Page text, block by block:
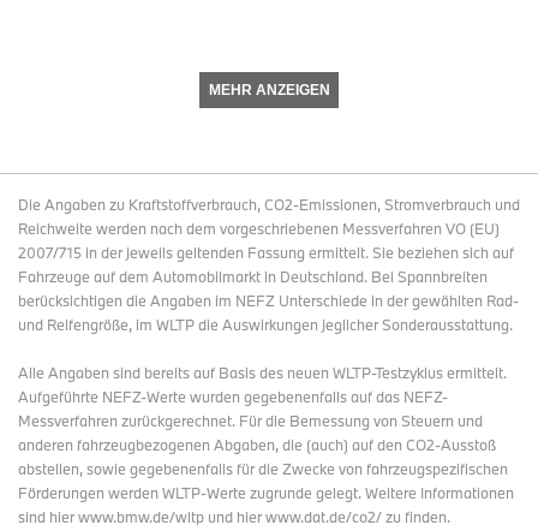
MEHR ANZEIGEN
Die Angaben zu Kraftstoffverbrauch, CO2-Emissionen, Stromverbrauch und
Reichweite werden nach dem vorgeschriebenen Messverfahren VO (EU)
2007/715 in der jeweils geltenden Fassung ermittelt. Sie beziehen sich auf
Fahrzeuge auf dem Automobilmarkt in Deutschland. Bei Spannbreiten
berücksichtigen die Angaben im NEFZ Unterschiede in der gewählten Rad-
und Reifengröße, im WLTP die Auswirkungen jeglicher Sonderausstattung.
Alle Angaben sind bereits auf Basis des neuen WLTP-Testzyklus ermittelt.
Aufgeführte NEFZ-Werte wurden gegebenenfalls auf das NEFZ-
Messverfahren zurückgerechnet. Für die Bemessung von Steuern und
anderen fahrzeugbezogenen Abgaben, die (auch) auf den CO2-Ausstoß
abstellen, sowie gegebenenfalls für die Zwecke von fahrzeugspezifischen
Förderungen werden WLTP-Werte zugrunde gelegt. Weitere Informationen
sind hier www.bmw.de/wltp und hier www.dat.de/co2/ zu finden.